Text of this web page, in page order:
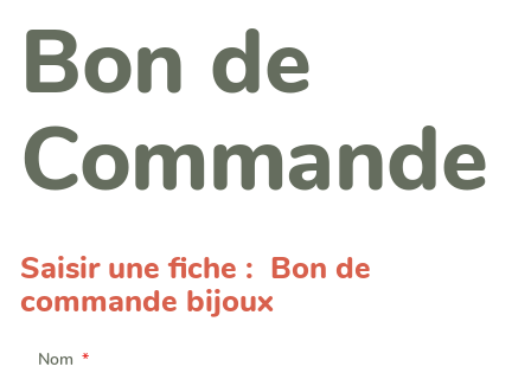
Bon de
Commande
Saisir une fiche : Bon de
commande bijoux
Nom